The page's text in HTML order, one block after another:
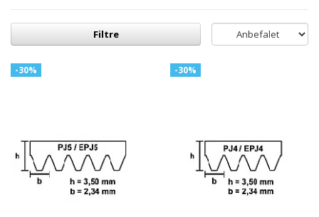
Filtre
-30% -30%